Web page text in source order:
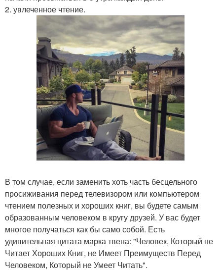
2. увлеченное чтение.
В том случае, если заменить хоть часть бесцельного
просиживания перед телевизором или компьютером
чтением полезных и хороших книг, вы будете самым
образованным человеком в кругу друзей. У вас будет
многое получаться как бы само собой. Есть
удивительная цитата марка твена: "Человек, Который не
Читает Хороших Книг, не Имеет Преимуществ Перед
Человеком, Который не Умеет Читать".